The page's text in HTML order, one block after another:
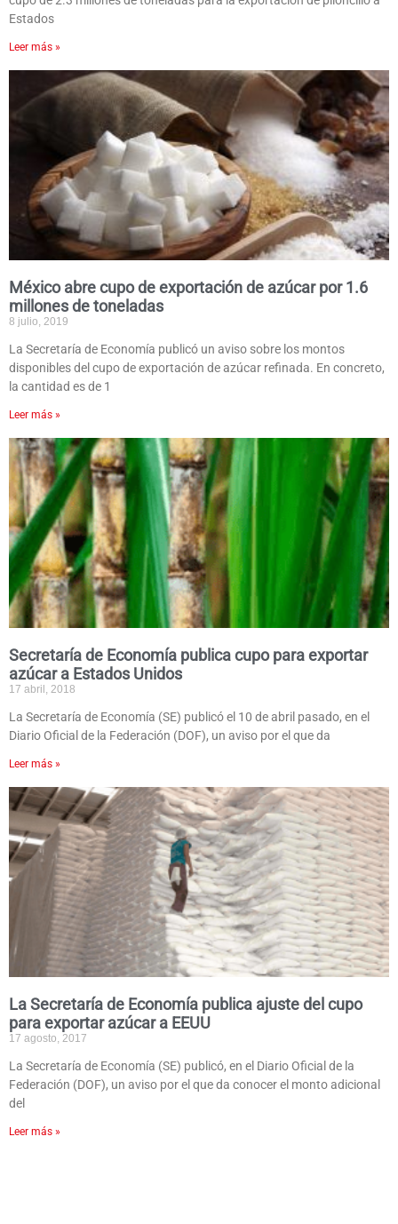
Estados
Leer más »
México abre cupo de exportación de azúcar por 1.6
millones de toneladas
8 julio, 2019
La Secretaría de Economía publicó un aviso sobre los montos
disponibles del cupo de exportación de azúcar refinada. En concreto,
la cantidad es de 1
Leer más »
Secretaría de Economía publica cupo para exportar
azúcar a Estados Unidos
17 abril, 2018
La Secretaría de Economía (SE) publicó el 10 de abril pasado, en el
Diario Oficial de la Federación (DOF), un aviso por el que da
Leer más »
La Secretaría de Economía publica ajuste del cupo
para exportar azúcar a EEUU
17 agosto, 2017
La Secretaría de Economía (SE) publicó, en el Diario Oficial de la
Federación (DOF), un aviso por el que da conocer el monto adicional
del
Leer más »